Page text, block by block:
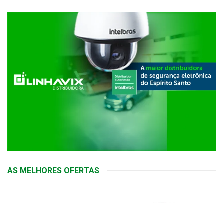
AS MELHORES OFERTAS